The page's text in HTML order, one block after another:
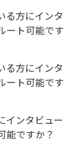
る方にインタ
ート可能です
る方にインタ
ート可能です
インタビュー
能ですか？